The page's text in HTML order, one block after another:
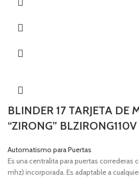
BLINDER 17 TARJETA DE
“ZIRONG” BLZIRONG110V
Automatismo para Puertas
Es una centralita para puertas correderas
mhz) incorporada. Es adaptable a